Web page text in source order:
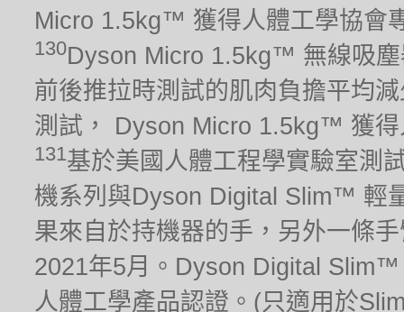
Micro 1.5kg™ 獲得人體工學協會
130Dyson Micro 1.5kg™ 無線吸
前後推拉時測試的肌肉負擔平均
測試， Dyson Micro 1.5kg™ 獲
131基於美國人體工程學實驗室測
機系列與Dyson Digital Slim™ 輕
果來自於持機器的手，另外一條
2021年5月。Dyson Digital
人體工學產品認證。(只適用於